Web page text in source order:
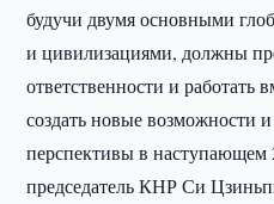
будучи двумя основными
и цивилизациями, должны
ответственности и работать
создать новые возможности
перспективы в наступающем
председатель КНР Си